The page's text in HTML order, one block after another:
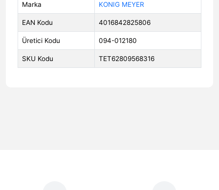
Marka KONIG MEYER
EAN Kodu 4016842825806
Üretici Kodu 094-012180
SKU Kodu TET62809568316